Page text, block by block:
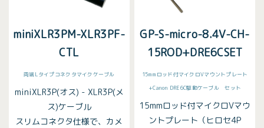
miniXLR3PM-XLR3PF-
CTL
両端Lタイプコネクタマイクケーブル
miniXLR3P(オス) - XLR3P(メ
ス)ケーブル
スリムコネクタ仕様で、カメ
GP-S-micro-8.4V-CH-
15ROD+DRE6CSET
15mmロッド付マイクロVマウントプレート
+Canon DRE6C駆動ケーブル セット
15mmロッド付マイクロVマウ
ントプレート（ヒロセ4P